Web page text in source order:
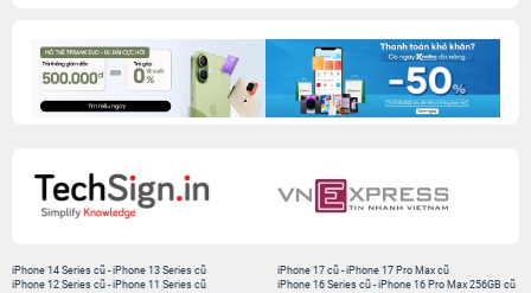
iPhone 14 Series cũ -iPhone 13 Series cũ
iPhone 12 Series cũ -iPhone 11 Series cũ
iPhone 17 cũ -iPhone 17 Pro Max cũ
iPhone 16 Series cũ - iPhone 16 Pro Max 256GB cũ